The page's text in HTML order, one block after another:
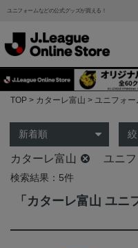
ユニフォームなどの公式グッズが買える！
TOP カターレ富山 ユニフォー
カターレ富山 ユニ
検索結果：5件
「カターレ富山 ユ